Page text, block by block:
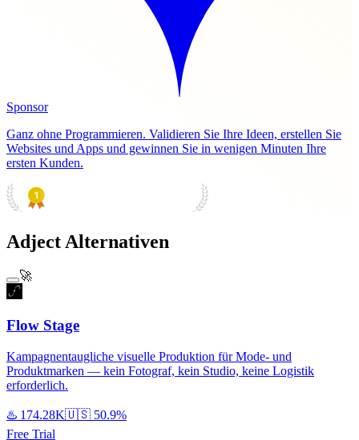
Sponsor
Ganz ohne Programmieren. Validieren Sie Ihre Ideen, erstellen Sie
Websites und Apps und gewinnen Sie in wenigen Minuten Ihre
ersten Kunden.
Adject Alternativen
🚀
Flow Stage
Kampagnentaugliche visuelle Produktion für Mode- und
Produktmarken — kein Fotograf, kein Studio, keine Logistik
erforderlich.
♨️ 174.28K🇺🇸 50.9%
Free Trial